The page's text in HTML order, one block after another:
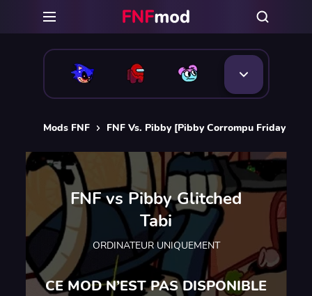
Mods FNF FNF Vs. Pibby [Pibby Corrompu Friday
FNF vs Pibby Glitched
Tabi
ORDINATEUR UNIQUEMENT
CE MOD N’EST PAS DISPONIBLE